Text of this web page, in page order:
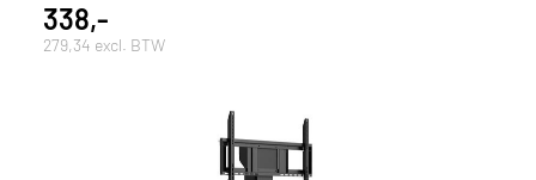
338,-
279,34 excl. BTW